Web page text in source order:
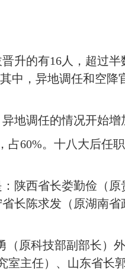
的有16人，超过半
中，异地调任和空降
调任的情况开始增
60%。十八大后任
西省长娄勤俭（原
长陈求发（原湖南省
原科技部副部长）
室主任）、山东省长